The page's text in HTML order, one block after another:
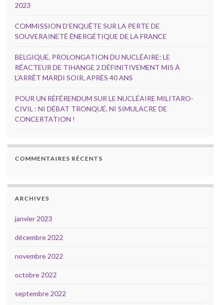
2023
COMMISSION D’ENQUÊTE SUR LA PERTE DE
SOUVERAINETÉ ÉNERGÉTIQUE DE LA FRANCE
BELGIQUE, PROLONGATION DU NUCLÉAIRE: LE
RÉACTEUR DE TIHANGE 2 DÉFINITIVEMENT MIS À
L’ARRÊT MARDI SOIR, APRÈS 40 ANS
POUR UN RÉFÉRENDUM SUR LE NUCLÉAIRE MILITARO-
CIVIL : NI DÉBAT TRONQUÉ, NI SIMULACRE DE
CONCERTATION !
COMMENTAIRES RÉCENTS
ARCHIVES
janvier 2023
décembre 2022
novembre 2022
octobre 2022
septembre 2022